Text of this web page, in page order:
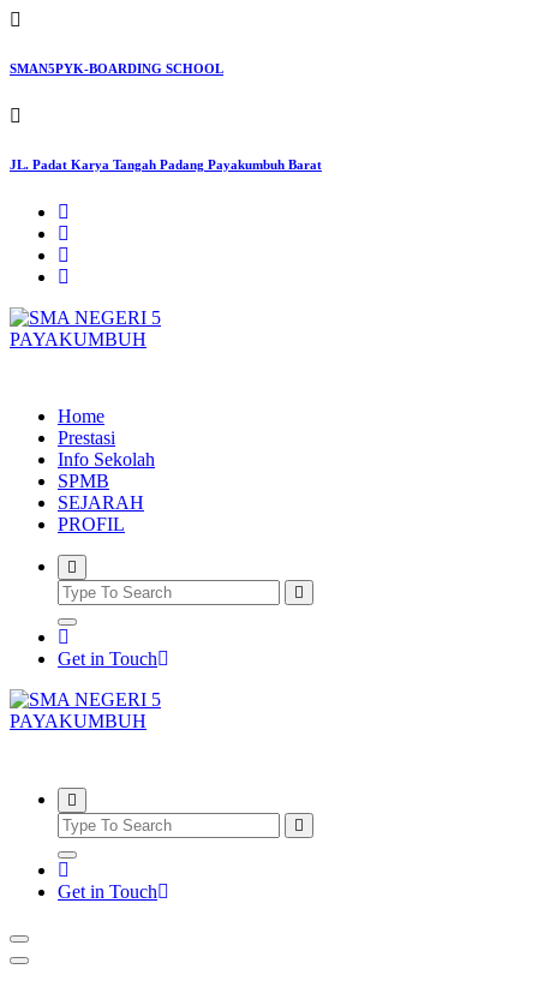
Skip
content
SMAN5PYK-BOARDING SCHOOL
JL. Padat Karya Tangah Padang Payakumbuh Barat
Home
Prestasi
Info Sekolah
SPMB
SEJARAH
PROFIL
Get in Touch
Get in Touch